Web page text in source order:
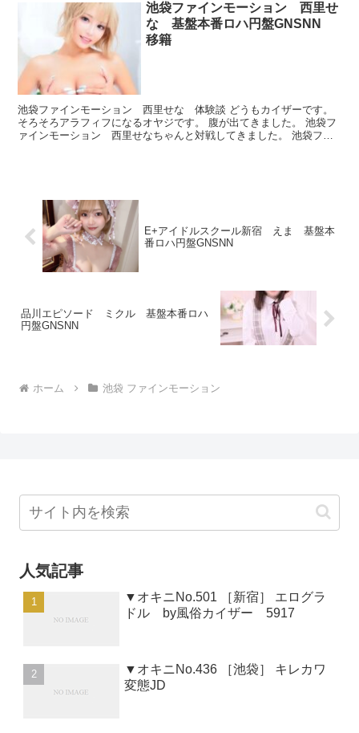
池袋ファインモーション 西里せ
な 基盤本番ロハ円盤GNSNN
移籍
池袋ファインモーション 西里せな 体験談 どうもカイザーです。
そろそろアラフィフになるオヤジです。 腹が出てきました。 池袋フ
ァインモーション 西里せなちゃんと対戦してきました。 池袋ファ
E+アイドルスクール新宿 えま 基盤本
番ロハ円盤GNSNN
品川エピソード ミクル 基盤本番ロハ
円盤GNSNN
ホーム 池袋 ファインモーション
人気記事
▼オキニNo.501 ［新宿］ エログラ
ドル by風俗カイザー 5917
▼オキニNo.436 ［池袋］ キレカワ
変態JD